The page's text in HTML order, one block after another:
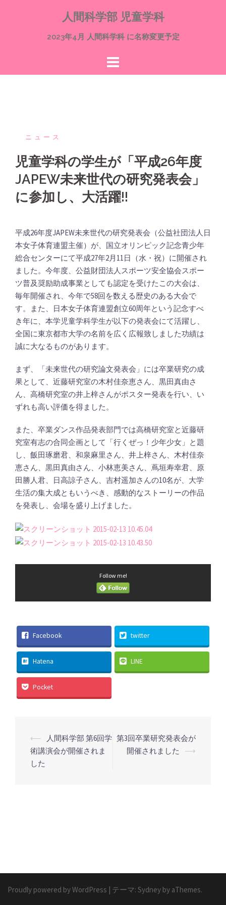
人間科学部 児童学科
2023年4月 人間科学科 に名称変更予定
ニュース
児童学科の学生が「平成26年度
JAPEW未来世代の研究発表会」
に参加し、大活躍!!
平成26年度JAPEW未来世代の研究発表会（公益社団法人日
本女子体育連盟主催）が、国立オリンピック記念青少年
総合センターにて平成27年2月11日（水・祝）に開催され
ました。今年度、公益財団法人スポーツ安全協会スポー
ツ普及奨励助成事業としても認定を受けたこの大会は、
毎年開催され、今年で58回を数える歴史のある大会で
す。また、日本女子体育連盟創立60周年という記念すべ
き年に、本学児童学科学生が以下の発表会にて活躍し、
全国に東京都市大学の名前を広く広報致しました功績は
誠に大なるものがあります。
まず、「未来世代の研究論文発表会」には卒業研究の成
果として、近藤研究室の木村佳奈恵さん、黒田真由さ
ん、高橋研究室の井上梓さんがポスター発表を行い、い
ずれも高い評価を得ました。
また、卒業ダンス作品発表部門では高橋研究室と近藤研
究室有志の合同企画として「行くぜっ！少年少女」と題
し、飯田琢磨君、和泉麻里さん、井上梓さん、木村佳奈
恵さん、黒田真由さん、小林恵美さん、蔦垣寿幸君、原
田勝人君、日高諒子さん、吉村遥加さんの10名が、大学
生活の集大成ともいうべき、感動的なストーリーの作品
を発表し、会場を盛り上げました。
Follow me!
Facebook twitter
Hatena LINE
Pocket
投
稿
ナ
⟵
人間科学部 第6回学
術講演会が開催されま
した
第3回卒業研究発表会が
開催されました
⟶
Proudly powered by WordPress | テーマ: Sydney by aThemes.